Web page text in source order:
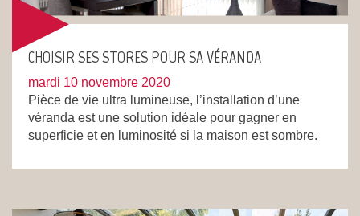
CHOISIR SES STORES POUR SA VÉRANDA
mardi 10 novembre 2020
Pièce de vie ultra lumineuse, l’installation d’une
véranda est une solution idéale pour gagner en
superficie et en luminosité si la maison est sombre.